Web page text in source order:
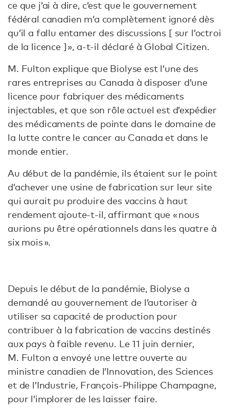
ce que j’ai à dire, c’est que le gouvernement
fédéral canadien m’a complètement ignoré dès
qu’il a fallu entamer des discussions [ sur l’octroi
de la licence ] », a-t-il déclaré à Global Citizen.
M. Fulton explique que Biolyse est l’une des
rares entreprises au Canada à disposer d’une
licence pour fabriquer des médicaments
injectables, et que son rôle actuel est d’expédier
des médicaments de pointe dans le domaine de
la lutte contre le cancer au Canada et dans le
monde entier.
Au début de la pandémie, ils étaient sur le point
d’achever une usine de fabrication sur leur site
qui aurait pu produire des vaccins à haut
rendement ajoute-t-il, affirmant que « nous
aurions pu être opérationnels dans les quatre à
six mois ».
Depuis le début de la pandémie, Biolyse a
demandé au gouvernement de l’autoriser à
utiliser sa capacité de production pour
contribuer à la fabrication de vaccins destinés
aux pays à faible revenu. Le 11 juin dernier,
M. Fulton a envoyé une lettre ouverte au
ministre canadien de l’Innovation, des Sciences
et de l’Industrie, François-Philippe Champagne,
pour l’implorer de les laisser faire.